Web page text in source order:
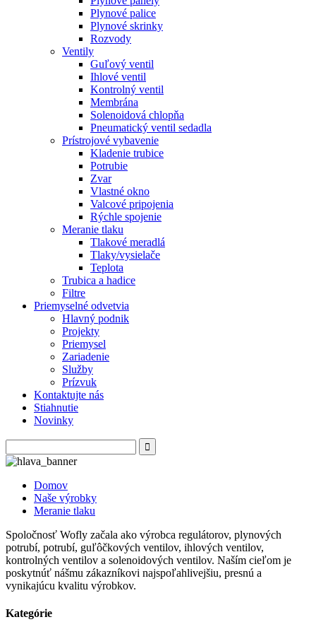
Plynové palice
Plynové skrinky
Rozvody
Ventily
Guľový ventil
Ihlové ventil
Kontrolný ventil
Membrána
Solenoidová chlopňa
Pneumatický ventil sedadla
Prístrojové vybavenie
Kladenie trubice
Potrubie
Zvar
Vlastné okno
Valcové pripojenia
Rýchle spojenie
Meranie tlaku
Tlakové meradlá
Tlaky/vysielače
Teplota
Trubica a hadice
Filtre
Priemyselné odvetvia
Hlavný podnik
Projekty
Priemysel
Zariadenie
Služby
Prízvuk
Kontaktujte nás
Stiahnutie
Novinky
Domov
Naše výrobky
Meranie tlaku
Spoločnosť Wofly začala ako výrobca regulátorov, plynových
potrubí, potrubí, guľôčkových ventilov, ihlových ventilov,
kontrolných ventilov a solenoidových ventilov. Naším cieľom je
poskytnúť nášmu zákazníkovi najspoľahlivejšiu, presnú a
vynikajúcu kvalitu výrobkov.
Kategórie